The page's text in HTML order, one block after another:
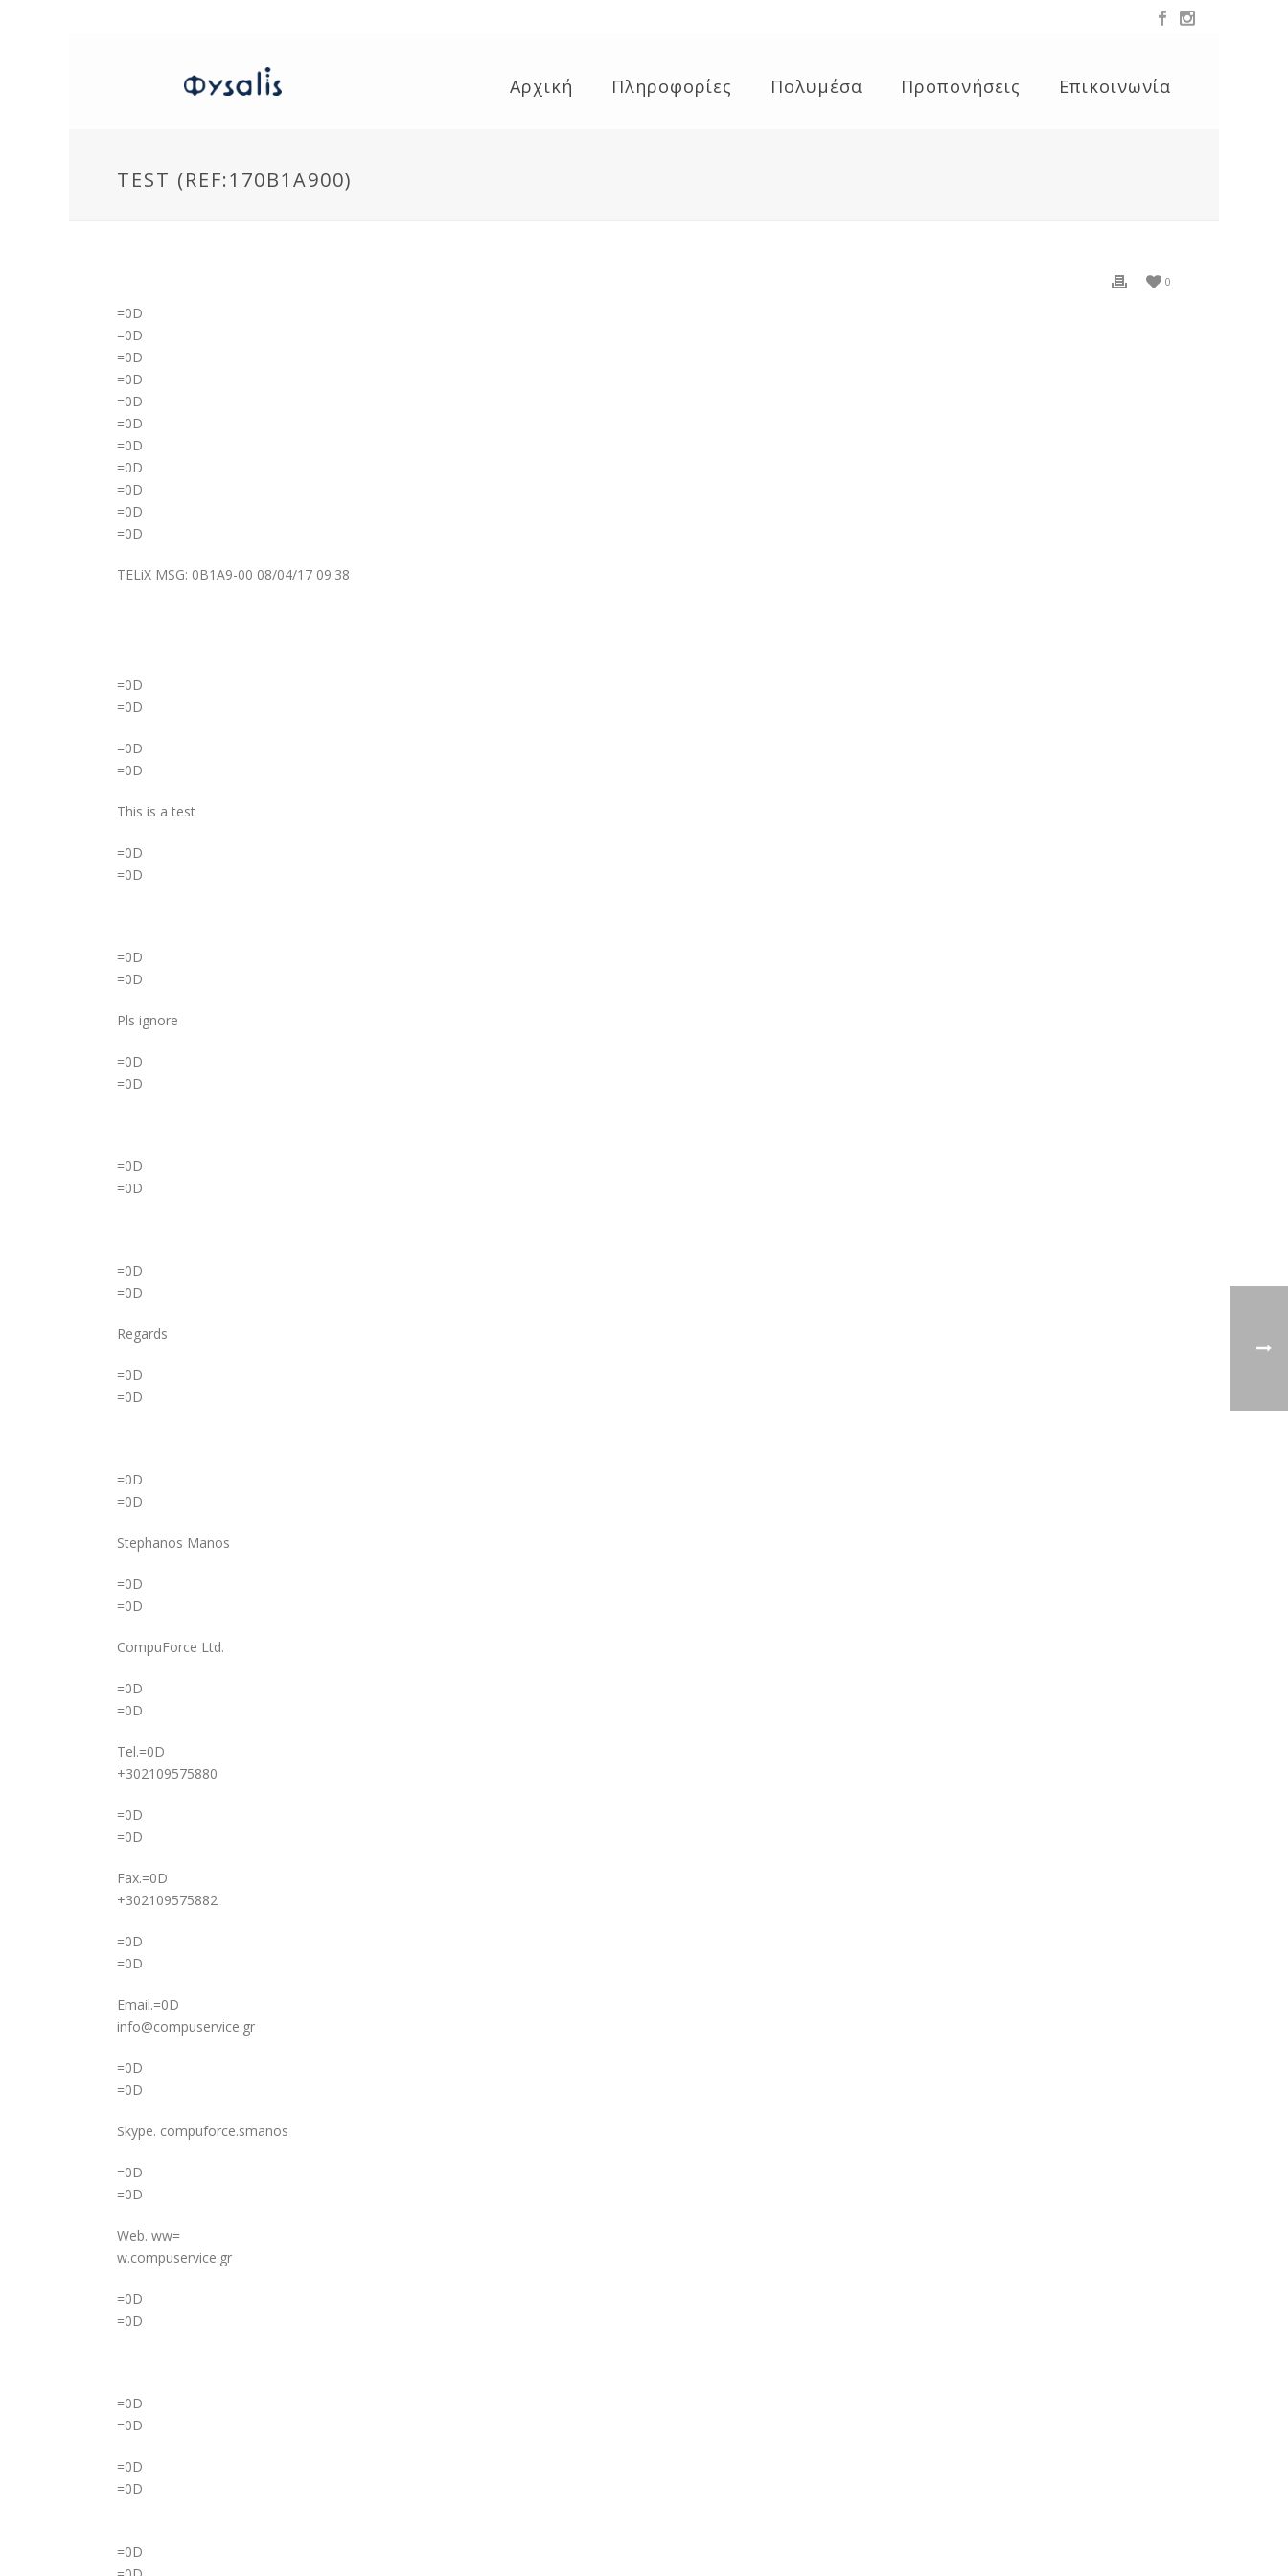
Αρχική Πληροφορίες Πολυμέσα Προπονήσεις Επικοινωνία
TEST (REF:170B1A900)
0
=0D
=0D
=0D
=0D
=0D
=0D
=0D
=0D
=0D
=0D
=0D
TELiX MSG: 0B1A9-00 08/04/17 09:38
=0D
=0D
=0D
=0D
This is a test
=0D
=0D
=0D
=0D
Pls ignore
=0D
=0D
=0D
=0D
=0D
=0D
Regards
=0D
=0D
=0D
=0D
Stephanos Manos
=0D
=0D
CompuForce Ltd.
=0D
=0D
Tel.=0D
+302109575880
=0D
=0D
Fax.=0D
+302109575882
=0D
=0D
Email.=0D
info@compuservice.gr
=0D
=0D
Skype. compuforce.smanos
=0D
=0D
Web. ww=
w.compuservice.gr
=0D
=0D
=0D
=0D
=0D
=0D
=0D